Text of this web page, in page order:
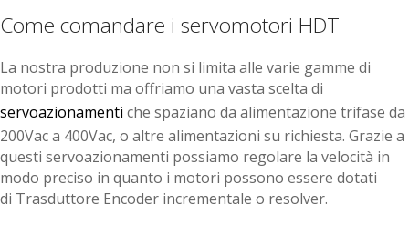
Come comandare i servomotori HDT
La nostra produzione non si limita alle varie gamme di
motori prodotti ma offriamo una vasta scelta di
servoazionamenti che spaziano da alimentazione trifase da
200Vac a 400Vac, o altre alimentazioni su richiesta. Grazie a
questi servoazionamenti possiamo regolare la velocità in
modo preciso in quanto i motori possono essere dotati
di Trasduttore Encoder incrementale o resolver.